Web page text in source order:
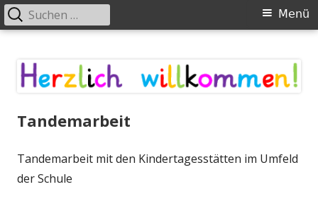
zum
Inhalt
Primäres
Menü
Suchen
nach:
Tandemarbeit
Tandemarbeit mit den Kindertagesstätten im Umfeld
der Schule